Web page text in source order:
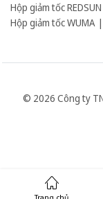
Hộp giảm tốc REDSUN
Hộp giảm tốc WUMA
© 2026 Công ty